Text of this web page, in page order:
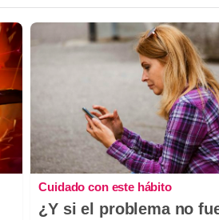
Cuidado con este hábito
¿Y si el problema no